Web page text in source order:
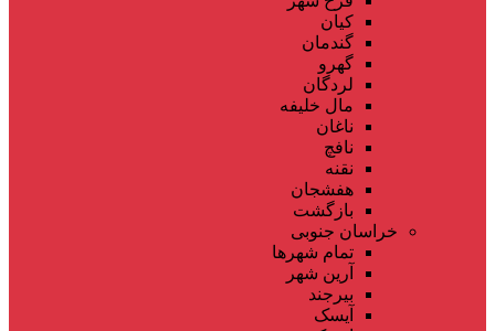
کیان
گندمان
گهرو
لردگان
مال خلیفه
ناغان
نافچ
نقنه
هفشجان
بازگشت
خراسان جنوبی
تمام شهر‌ها
آرین شهر
بیرجند
آیسک